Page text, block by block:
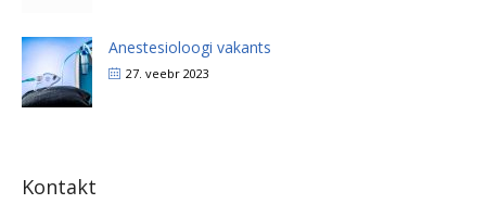
Anestesioloogi vakants
27. veebr 2023
Kontakt